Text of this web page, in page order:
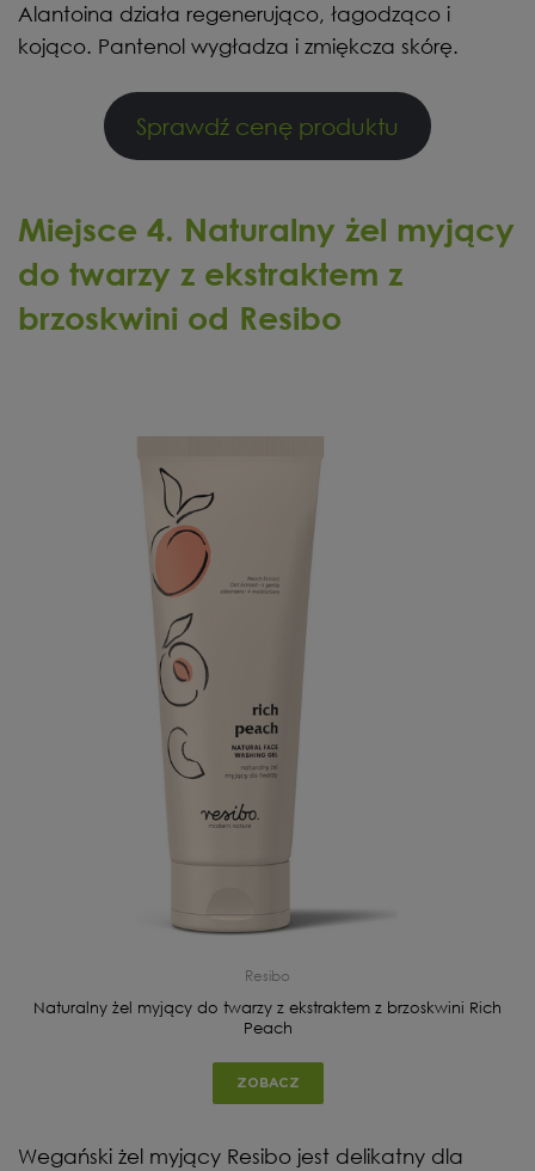
Alantoina działa regenerująco, łagodząco i
kojąco. Pantenol wygładza i zmiękcza skórę.
Sprawdź cenę produktu
Miejsce 4. Naturalny żel myjący
do twarzy z ekstraktem z
brzoskwini od Resibo
Resibo
Naturalny żel myjący do twarzy z ekstraktem z brzoskwini Rich
Peach
ZOBACZ
Wegański żel myjący Resibo jest delikatny dla